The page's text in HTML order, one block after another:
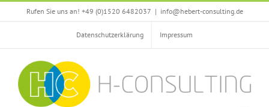
Zum
Inhalt
Rufen Sie uns an! +49 (0)1520 6482037 | info@hebert-consulting.de
Datenschutzerklärung Impressum